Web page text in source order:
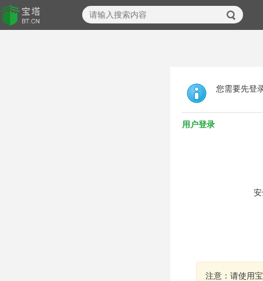
您需要先登
用户登录
注意：请使用